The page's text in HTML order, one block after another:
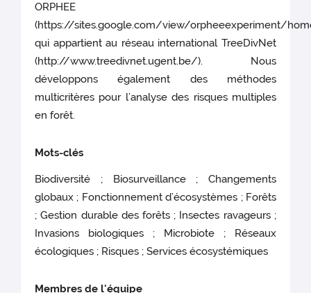
ORPHEE
(https://sites.google.com/view/orpheeexperiment/
qui appartient au réseau international TreeDivNet
(http://www.treedivnet.ugent.be/). Nous
développons également des méthodes
multicritères pour l’analyse des risques multiples
en forêt.
Mots-clés
Biodiversité ; Biosurveillance ; Changements
globaux ; Fonctionnement d’écosystèmes ; Forêts
; Gestion durable des forêts ; Insectes ravageurs ;
Invasions biologiques ; Microbiote ; Réseaux
écologiques ; Risques ; Services écosystémiques
Membres de l'équipe